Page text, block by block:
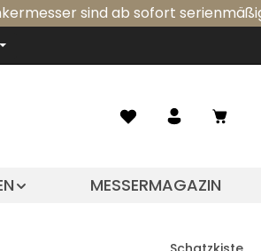
sind ab sofort serienmäßig mit
MESSERMAGAZIN